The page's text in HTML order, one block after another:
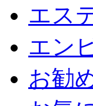
エス
エン
お勧